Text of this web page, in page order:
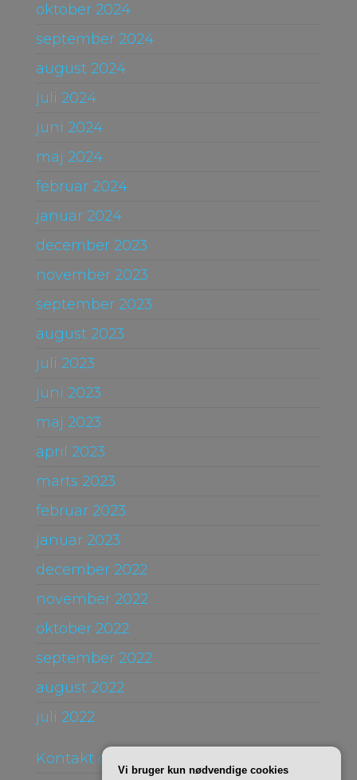
oktober 2024
september 2024
august 2024
juli 2024
juni 2024
maj 2024
februar 2024
januar 2024
december 2023
november 2023
september 2023
august 2023
juli 2023
juni 2023
maj 2023
april 2023
marts 2023
februar 2023
januar 2023
december 2022
november 2022
oktober 2022
september 2022
august 2022
juli 2022
Kontakt og Om
Vi bruger kun nødvendige cookies